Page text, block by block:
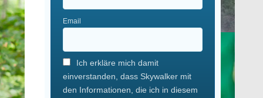
Email
Ich erkläre mich damit
einverstanden, dass Skywalker mit
den Informationen, die ich in diesem